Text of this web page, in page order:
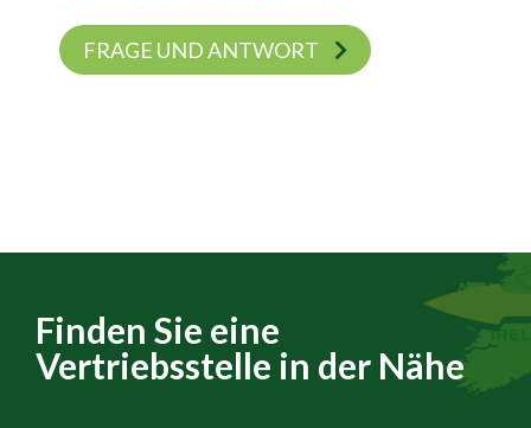
FRAGE UND ANTWORT
Finden Sie eine
Vertriebsstelle in der Nähe